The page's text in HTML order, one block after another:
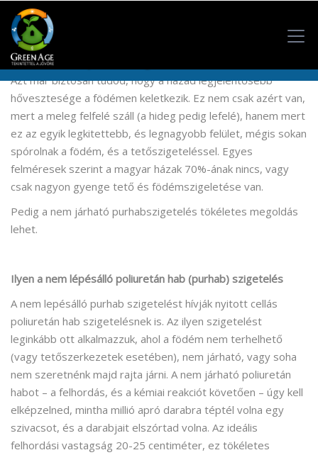
Nem járható szigetelés
Főoldal/ Nem járható szigetelés
Azt már biztosan tudod, hogy a házad legjelentősebb
hővesztesége a födémen keletkezik. Ez nem csak azért van,
mert a meleg felfelé száll (a hideg pedig lefelé), hanem mert
ez az egyik legkitettebb, és legnagyobb felület, mégis sokan
spórolnak a födém, és a tetőszigeteléssel. Egyes
felméresek szerint a magyar házak 70%-ának nincs, vagy
csak nagyon gyenge tető és födémszigeletése van.
Pedig a nem járható purhabszigetelés tökéletes megoldás
lehet.
Ilyen a nem lépésálló poliuretán hab (purhab) szigetelés
A nem lepésálló purhab szigetelést hívják nyitott cellás
poliuretán hab szigetelésnek is. Az ilyen szigetelést
leginkább ott alkalmazzuk, ahol a födém nem terhelhető
(vagy tetőszerkezetek esetében), nem járható, vagy soha
nem szeretnénk majd rajta járni. A nem járható poliuretán
habot – a felhordás, és a kémiai reakciót követően – úgy kell
elképzelned, mintha millió apró darabra téptél volna egy
szivacsot, és a darabjait elszórtad volna. Az ideális
felhordási vastagság 20-25 centiméter, ez tökéletes